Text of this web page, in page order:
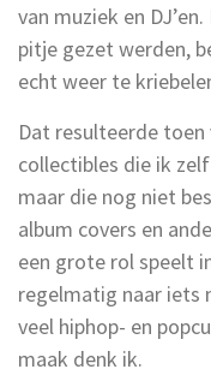
van muziek en
pitje gezet werden,
echt weer te
Dat resulteerde
collectibles die ik
maar die nog niet
album covers en
een grote rol speelt
regelmatig naar iets
veel hiphop- en
maak denk ik.